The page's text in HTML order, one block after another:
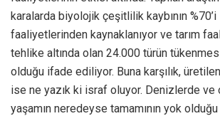
karalarda biyolojik çeşitlilik kaybının %70’i
faaliyetlerinden kaynaklanıyor ve tarım
tehlike altında olan 24.000 türün
olduğu ifade ediliyor. Buna karşılık, üretilen
ise ne yazık ki israf oluyor. Denizlerde ve
yaşamın neredeyse tamamının yok